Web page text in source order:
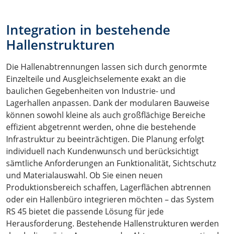
Integration in bestehende
Hallenstrukturen
Die Hallenabtrennungen lassen sich durch genormte
Einzelteile und Ausgleichselemente exakt an die
baulichen Gegebenheiten von Industrie- und
Lagerhallen anpassen. Dank der modularen Bauweise
können sowohl kleine als auch großflächige Bereiche
effizient abgetrennt werden, ohne die bestehende
Infrastruktur zu beeinträchtigen. Die Planung erfolgt
individuell nach Kundenwunsch und berücksichtigt
sämtliche Anforderungen an Funktionalität, Sichtschutz
und Materialauswahl. Ob Sie einen neuen
Produktionsbereich schaffen, Lagerflächen abtrennen
oder ein Hallenbüro integrieren möchten – das System
RS 45 bietet die passende Lösung für jede
Herausforderung. Bestehende Hallenstrukturen werden